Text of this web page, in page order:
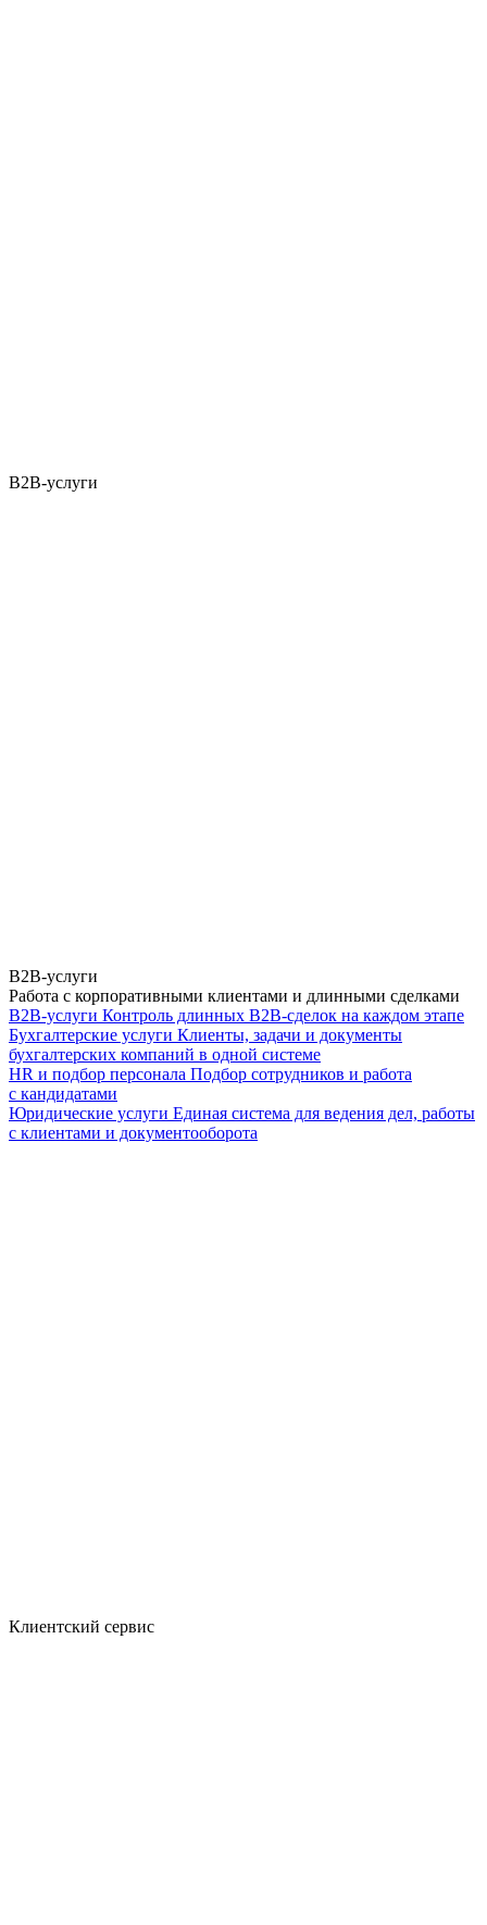
B2B-услуги
B2B-услуги
Работа с корпоративными клиентами и длинными сделками
B2B-услуги Контроль длинных B2B-сделок на каждом этапе
Бухгалтерские услуги Клиенты, задачи и документы
бухгалтерских компаний в одной системе
HR и подбор персонала Подбор сотрудников и работа
с кандидатами
Юридические услуги Единая система для ведения дел, работы
с клиентами и документооборота
Клиентский сервис